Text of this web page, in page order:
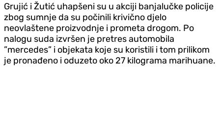
Grujić i Žutić uhapšeni su u akciji banjalučke policije
zbog sumnje da su počinili krivično djelo
neovlaštene proizvodnje i prometa drogom. Po
nalogu suda izvršen je pretres automobila
”mercedes” i objekata koje su koristili i tom prilikom
je pronađeno i oduzeto oko 27 kilograma marihuane.